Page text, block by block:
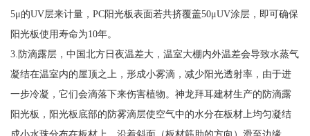
5μ的UV层来计量，PC阳光板表面若共挤覆盖50μUV涂层，即可确保
阳光板使用寿命为10年。
3.防滴露层，中国北方日夜温差大，温室大棚内外温差会导致水蒸气
凝结在温室内的屋顶之上，形成小雾滴，减少阳光透射率，由于进
一步冷凝，它们会滴落下来伤害植物。神龙拜耳建材生产的防滴露
阳光板，阳光板底部的防雾滴层使空气中的水分在板材上均匀凝结